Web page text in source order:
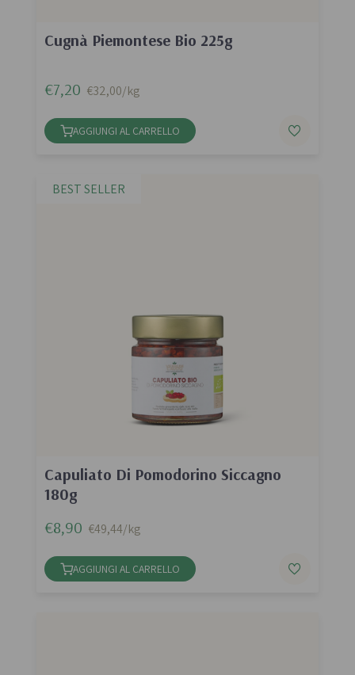
Cugnà Piemontese Bio 225g
€7,20 €32,00/kg
AGGIUNGI AL CARRELLO
Capuliato Di Pomodorino Siccagno
180g
BEST SELLER
€8,90 €49,44/kg
AGGIUNGI AL CARRELLO